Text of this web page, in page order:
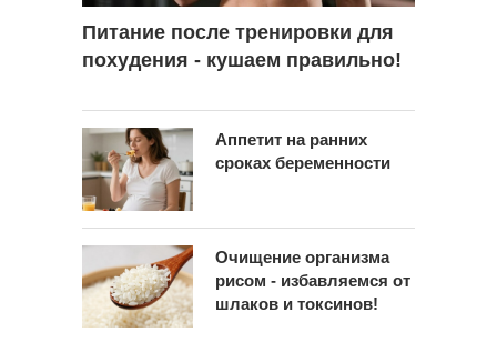
Питание после тренировки для
похудения - кушаем правильно!
Аппетит на ранних
сроках беременности
Очищение организма
рисом - избавляемся от
шлаков и токсинов!